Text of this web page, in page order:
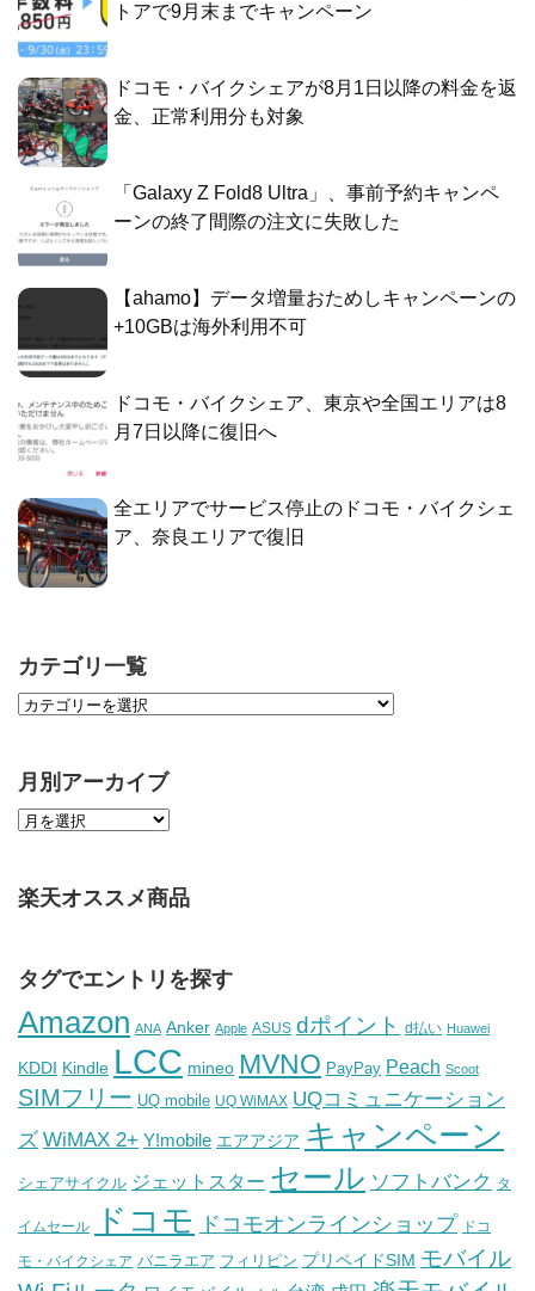
トアで9月末までキャンペーン
ドコモ・バイクシェアが8月1日以降の料金を返
金、正常利用分も対象
「Galaxy Z Fold8 Ultra」、事前予約キャンペ
ーンの終了間際の注文に失敗した
【ahamo】データ増量おためしキャンペーンの
+10GBは海外利用不可
ドコモ・バイクシェア、東京や全国エリアは8
月7日以降に復旧へ
全エリアでサービス停止のドコモ・バイクシェ
ア、奈良エリアで復旧
カテゴリ一覧
月別アーカイブ
楽天オススメ商品
タグでエントリを探す
Amazon ANA Anker Apple ASUS dポイント d払い Huawei
KDDI Kindle LCC mineo MVNO PayPay Peach Scoot
SIMフリー UQ mobile UQ WiMAX UQコミュニケーション
ズ WiMAX 2+ Y!mobile エアアジア キャンペーン
シェアサイクル ジェットスター セール ソフトバンク タ
イムセール ドコモ ドコモオンラインショップ ドコ
モ・バイクシェア バニラエア フィリピン プリペイドSIM モバイル